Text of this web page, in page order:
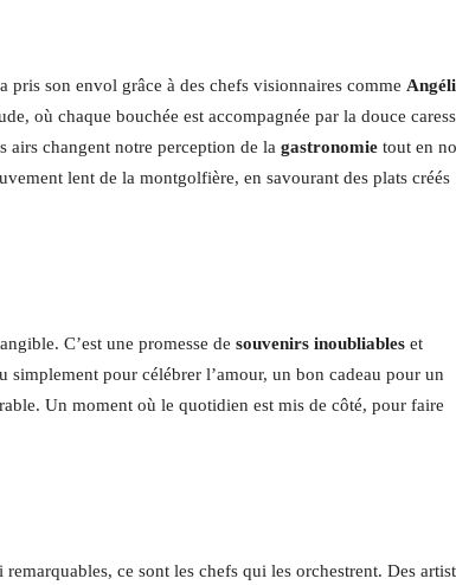
pris son envol grâce à des chefs visionnaires comme
où chaque bouchée est accompagnée par la douce
airs changent notre perception de la gastronomie tout en
lent de la montgolfière, en savourant des plats créés
C’est une promesse de souvenirs inoubliables et
simplement pour célébrer l’amour, un bon cadeau pour un
Un moment où le quotidien est mis de côté, pour faire
ce sont les chefs qui les orchestrent. Des